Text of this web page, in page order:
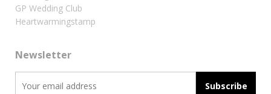
GP Wedding Club
Heartwarmingstamp
Newsletter